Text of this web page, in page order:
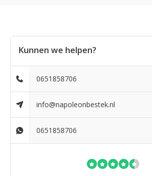
Kunnen we helpen?
0651858706
info@napoleonbestek.nl
0651858706